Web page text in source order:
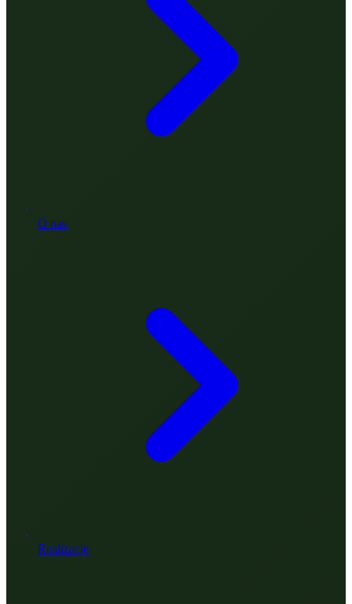
O nas
Realizacje